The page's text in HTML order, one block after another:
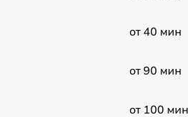
от 40 мин
от 90 мин
от 100 мин